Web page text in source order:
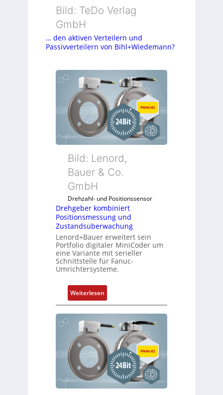
Bild: TeDo Verlag
GmbH
… den aktiven Verteilern und
Passivverteilern von Bihl+Wiedemann?
Bild: Lenord,
Bauer & Co.
GmbH
Drehzahl- und Positionssensor
Drehgeber kombiniert
Positionsmessung und
Zustandsüberwachung
Lenord+Bauer erweitert sein
Portfolio digitaler MiniCoder um
eine Variante mit serieller
Schnittstelle für Fanuc-
Umrichtersysteme.
Weiterlesen:
D
r
e
g
e
b
e
r